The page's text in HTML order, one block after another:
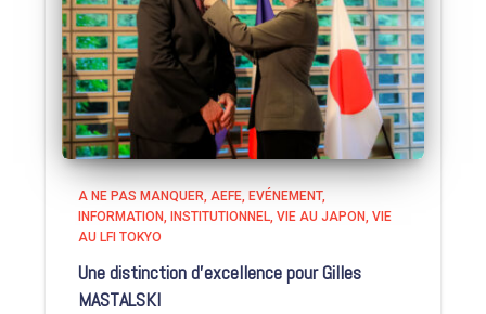
A NE PAS MANQUER AEFE EVÉNEMENT
INFORMATION
INSTITUTIONNEL VIE AU JAPON VIE
AU LFI TOKYO
Une distinction d’excellence pour Gilles
MASTALSKI